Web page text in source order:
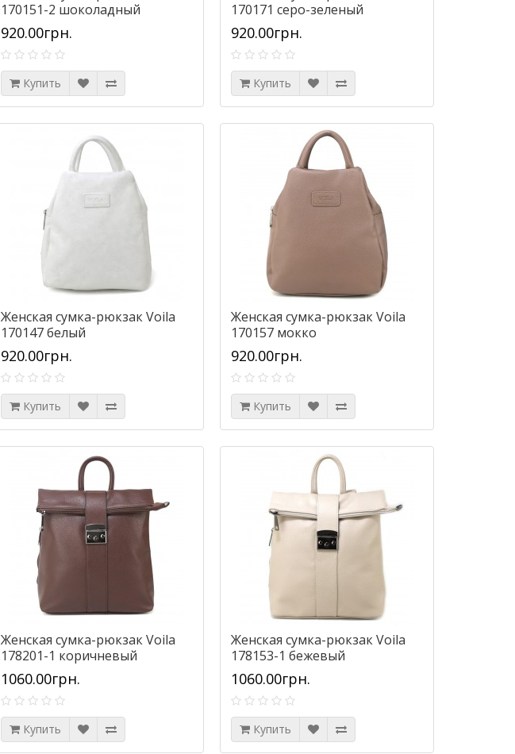
170151-2 шоколадный
920.00грн.
Купить
170171 серо-зеленый
920.00грн.
Купить
Женская сумка-рюкзак Voila
170147 белый
920.00грн.
Купить
Женская сумка-рюкзак Voila
170157 мокко
920.00грн.
Купить
Женская сумка-рюкзак Voila
178201-1 коричневый
1060.00грн.
Купить
Женская сумка-рюкзак Voila
178153-1 бежевый
1060.00грн.
Купить